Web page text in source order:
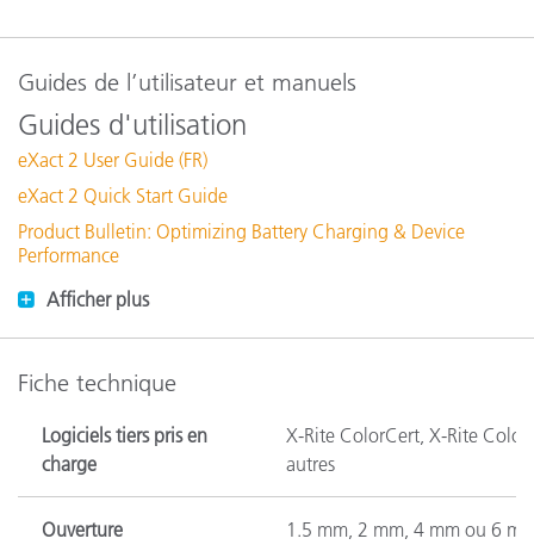
Guides de l’utilisateur et manuels
Guides d'utilisation
eXact 2 User Guide (FR)
eXact 2 Quick Start Guide
Product Bulletin: Optimizing Battery Charging & Device
Performance
Afficher plus
Fiche technique
Logiciels tiers pris en
charge
X-Rite ColorCert, X-Rite
autres
Ouverture 1.5 mm, 2 mm, 4 mm ou 6